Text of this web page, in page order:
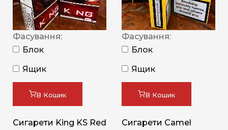
Фасування:
Блок
Ящик
В Кошик
Сигарети King KS Red
Фасування:
Блок
Ящик
В Кошик
Сигарети Camel